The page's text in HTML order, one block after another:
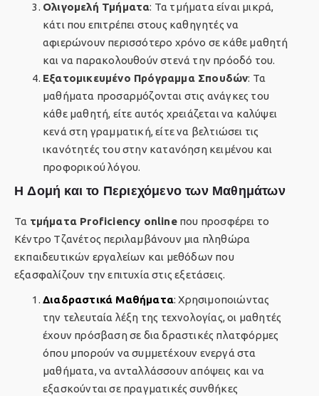
Ολιγομελή Τμήματα: Τα τμήματα είναι μικρά,
κάτι που επιτρέπει στους καθηγητές να
αφιερώνουν περισσότερο χρόνο σε κάθε μαθητή
και να παρακολουθούν στενά την πρόοδό του.
Εξατομικευμένο Πρόγραμμα Σπουδών: Τα
μαθήματα προσαρμόζονται στις ανάγκες του
κάθε μαθητή, είτε αυτός χρειάζεται να καλύψει
κενά στη γραμματική, είτε να βελτιώσει τις
ικανότητές του στην κατανόηση κειμένου και
προφορικού λόγου.
Η Δομή και το Περιεχόμενο των Μαθημάτων
Τα τμήματα Proficiency onlineπου προσφέρει το
Κέντρο Τζανέτος περιλαμβάνουν μια πληθώρα
εκπαιδευτικών εργαλείων και μεθόδων που
εξασφαλίζουν την επιτυχία στις εξετάσεις.
Διαδραστικά Μαθήματα: Χρησιμοποιώντας
την τελευταία λέξη της τεχνολογίας, οι μαθητές
έχουν πρόσβαση σε δια δραστικές πλατφόρμες
όπου μπορούν να συμμετέχουν ενεργά στα
μαθήματα, να ανταλλάσσουν απόψεις και να
εξασκούνται σε πραγματικές συνθήκες